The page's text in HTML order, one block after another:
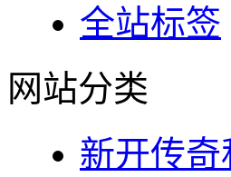
全站标签
网站分类
新开传奇